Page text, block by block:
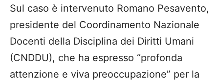
Sul caso è intervenuto Romano Pesavento,
presidente del Coordinamento Nazionale
Docenti della Disciplina dei Diritti Umani
(CNDDU), che ha espresso “profonda
attenzione e viva preoccupazione” per la